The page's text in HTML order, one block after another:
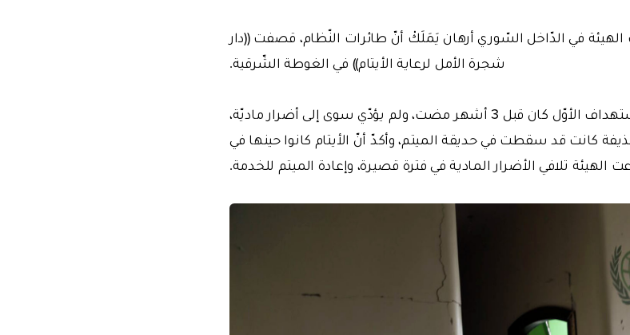
في الدّاخل السّوري أرهان يَمَلَكْ أنّ طائرات النّظام، قصفت ((دار
شجرة الأمل لرعاية الأيتام)) في الغوطة الشّرقية.
ووفقاً لتصريحات يملك؛ فإنّ الاستهداف الأوّل كان قبل 3 أشهر مضت، ولم يؤدّي سوى إلى أضرار ماديّة،
كانت قد سقطت في حديقة الميتم، وأكدّ أنّ الأيتام كانوا حينها في
الهيئة تلافي الأضرار المادية في فترة قصيرة، وإعادة الميتم للخدمة.